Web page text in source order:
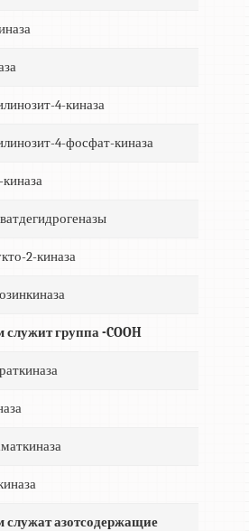
4-киназа
4-фосфат-киназа
2-киназа
группа -COOH
служат азотсодержащие